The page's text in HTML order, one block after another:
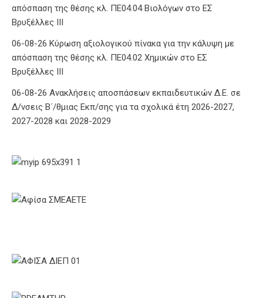
απόσπαση της θέσης κλ. ΠΕ04.04 Βιολόγων στο ΕΣ
Βρυξέλλες ΙΙΙ
06-08-26 Κύρωση αξιολογικού πίνακα για την κάλυψη με
απόσπαση της θέσης κλ. ΠΕ04.02 Χημικών στο ΕΣ
Βρυξέλλες ΙΙΙ
06-08-26 Ανακλήσεις αποσπάσεων εκπαιδευτικών Δ.Ε. σε
Δ/νσεις Β΄/θμιας Εκπ/σης για τα σχολικά έτη 2026-2027,
2027-2028 και 2028-2029